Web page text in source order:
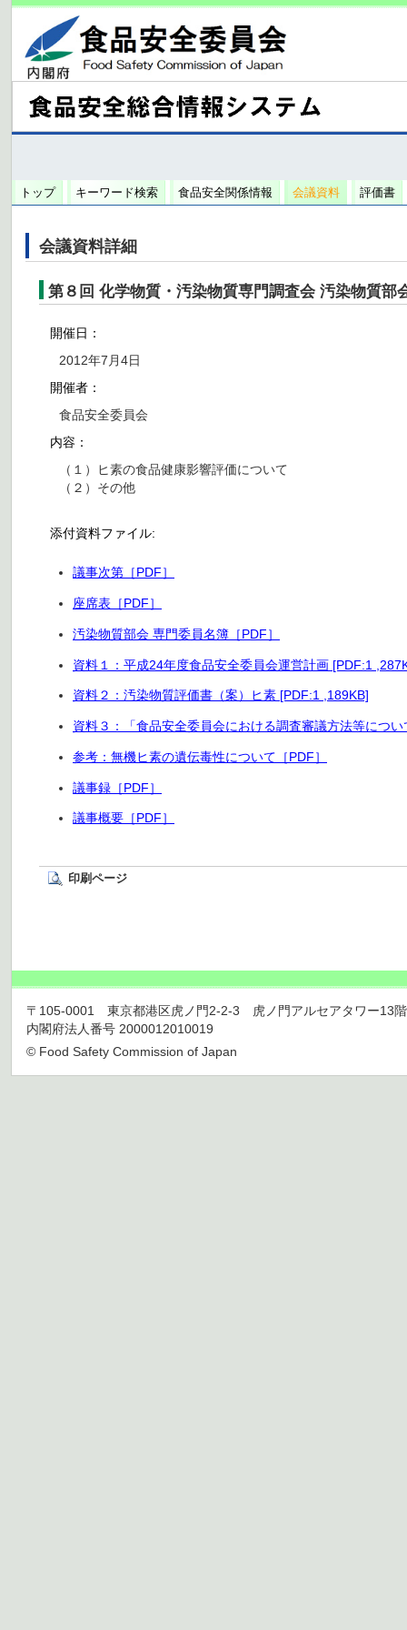
トップ キーワード検索 食品安全関係情報 会議資料 評価書
会議資料詳細
第８回 化学物質・汚染物質専門調査会 汚染物質部
開催日：
2012年7月4日
開催者：
食品安全委員会
内容：
（１）ヒ素の食品健康影響評価について
（２）その他
添付資料ファイル:
議事次第［PDF］
座席表［PDF］
汚染物質部会 専門委員名簿［PDF］
資料１：平成24年度食品安全委員会運営計画 [PDF:1
資料２：汚染物質評価書（案）ヒ素 [PDF:1 ,189KB]
資料３：「食品安全委員会における調査審議方法等につ
参考：無機ヒ素の遺伝毒性について［PDF］
議事録［PDF］
議事概要［PDF］
印刷ページ
〒105-0001 東京都港区虎ノ門2-2-3 虎ノ門アルセアタワー13
内閣府法人番号 2000012010019
© Food Safety Commission of Japan